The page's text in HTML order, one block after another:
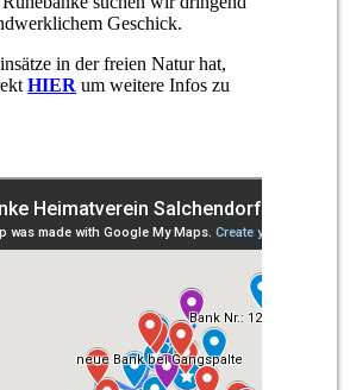
Geschick.
in der freien Natur hat,
HIER um weitere Infos zu